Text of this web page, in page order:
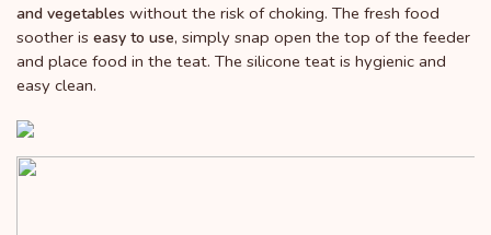
and vegetables without the risk of choking. The fresh food
soother is easy to use, simply snap open the top of the feeder
and place food in the teat. The silicone teat is hygienic and
easy clean.